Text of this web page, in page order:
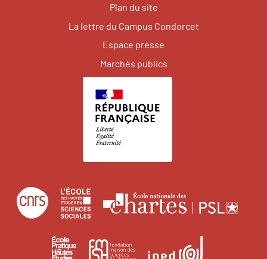
Plan du site
La lettre du Campus Condorcet
Espace presse
Marchés publics
Centre
national
de
la
École
des
études
École
Fondation